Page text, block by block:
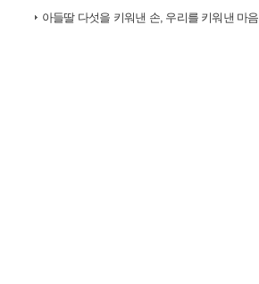
아들딸 다섯을 키워낸 손, 우리를 키워낸 마음